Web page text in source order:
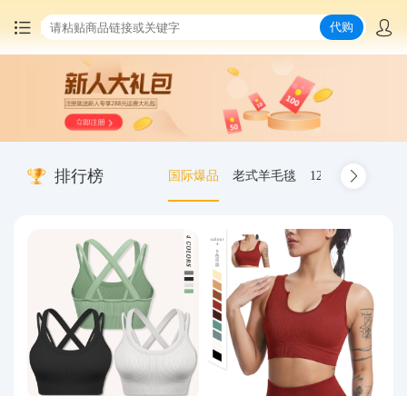
中国商品代购
集运服务
最新公告
物流资讯
代购
排行榜 国际爆品 老式羊毛毯 12.00-20 truck